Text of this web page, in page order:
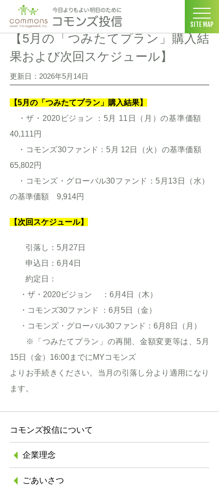
SITE MAP
コモンズ投信 ホーム >お客さま向け情報 【5月の「つみたてプラ
【5月の「つみたてプラン」購入結
果および次回スケジュール】
更新日：2026年5月14日
【5月の「つみたてプラン」購入結果】
・ザ・2020ビジョン ：5月 11日（月）の基準価額
40,111円
・コモンズ30ファンド：5月 12日（火）の基準価額
65,802円
・コモンズ・グローバル30ファンド：5月13日（水）
の基準価額 9,914円
【次回スケジュール】
引落し：5月27日
申込日：6月4日
約定日：
・ザ・2020ビジョン ：6月4日（木）
・コモンズ30ファンド ：6月5日（金）
・コモンズ・グローバル30ファンド：6月8日（月）
※「つみたてプラン」の再開、金額変更等は、5月
15日（金）16:00までにMYコモンズ
よりお手続きください。当月の引落し分より適用になり
ます。
コモンズ投信について
企業理念
ごあいさつ